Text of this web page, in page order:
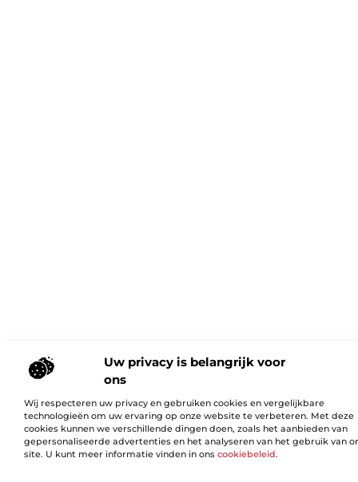
Uw privacy is belangrijk voor
ons
Wij respecteren uw privacy en gebruiken cookies en vergelijkbare
technologieën om uw ervaring op onze website te verbeteren. Met deze
cookies kunnen we verschillende dingen doen, zoals het aanbieden van
gepersonaliseerde advertenties en het analyseren van het gebruik van
site. U kunt meer informatie vinden in ons cookiebeleid.